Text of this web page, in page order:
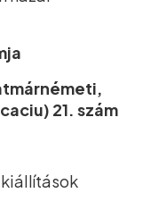
21. szám
kiállítások